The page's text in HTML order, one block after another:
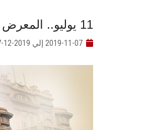
11 يوليو.. المعرض الدولي الرابع للتعليم العالي
2019-11-07 إلي 2019-12-07